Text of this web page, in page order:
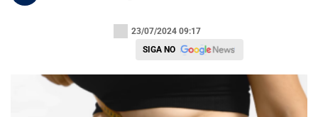
23/07/2024 09:17
SIGA NO